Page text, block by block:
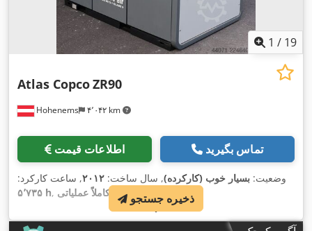
1 / 19
Hohenems ۴٬۰۴۲ km
Atlas CopcoZR90
اطلاعات قیمت تماس بگیرید
وضعیت: بسیار خوب (کارکرده), سال ساخت: ۲۰۱۲, ساعت کارکرد:
۵٬۷۳۵ h
, قابلیت عملکرد: کاملاً عملیاتی ذخیره جستجو